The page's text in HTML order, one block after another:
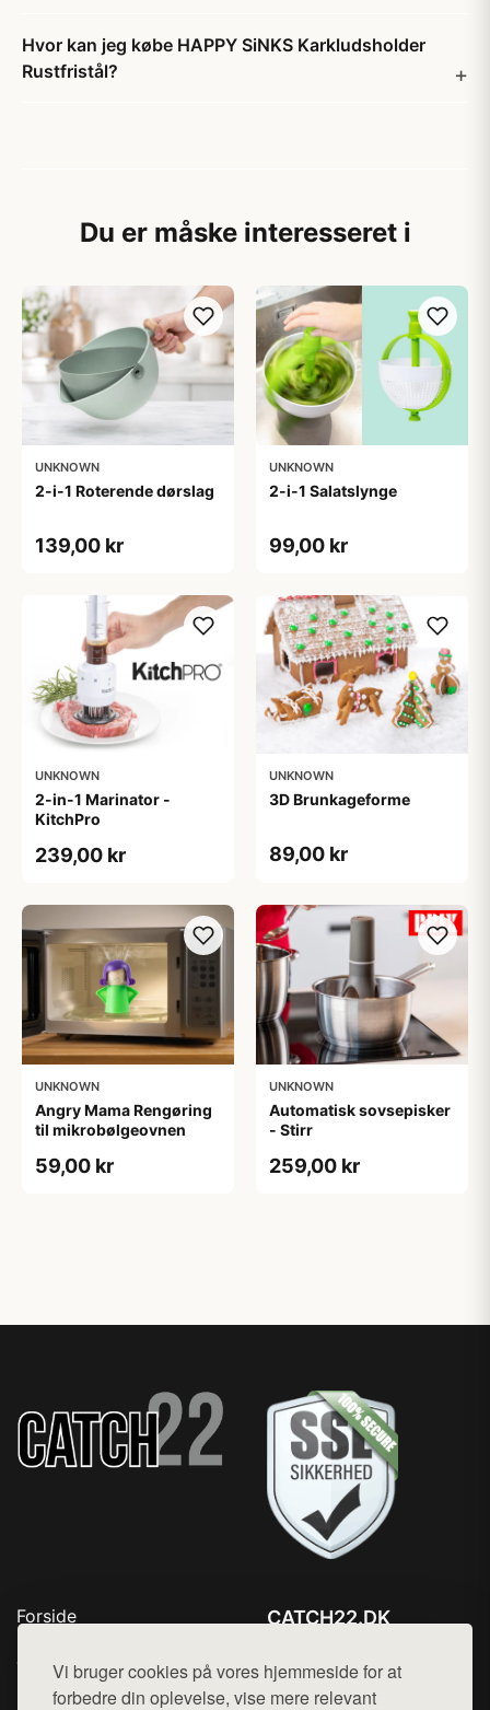
Vi bruger cookies på vores hjemmeside for at
forbedre din oplevelse, vise mere relevant
Hvor kan jeg købe HAPPY SiNKS Karkludsholder
Rustfristål?
Du er måske interesseret i
UNKNOWN
2-i-1 Roterende dørslag
139,00 kr
UNKNOWN
2-i-1 Salatslynge
99,00 kr
UNKNOWN
2-in-1 Marinator -
KitchPro
239,00 kr
UNKNOWN
3D Brunkageforme
89,00 kr
UNKNOWN
Angry Mama Rengøring
til mikrobølgeovnen
59,00 kr
UNKNOWN
Automatisk sovsepisker
- Stirr
259,00 kr
Forside
Top Rabatter
Kontakt
CATCH22.DK
Mail: hej@want.dk